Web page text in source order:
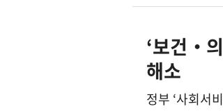
‘보건‧
해소
정부 ‘사회서